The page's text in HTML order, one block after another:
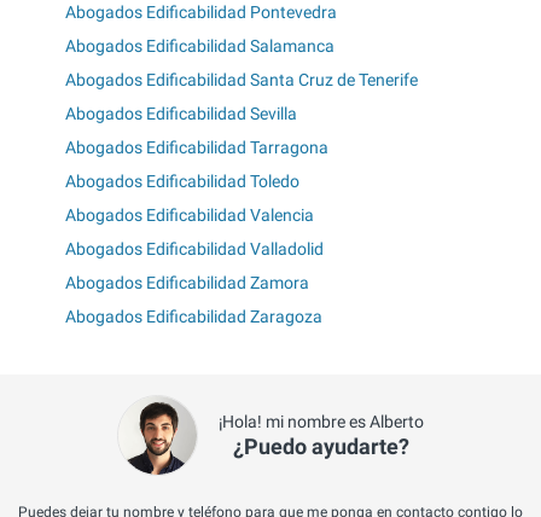
Abogados Edificabilidad Pontevedra
Abogados Edificabilidad Salamanca
Abogados Edificabilidad Santa Cruz de Tenerife
Abogados Edificabilidad Sevilla
Abogados Edificabilidad Tarragona
Abogados Edificabilidad Toledo
Abogados Edificabilidad Valencia
Abogados Edificabilidad Valladolid
Abogados Edificabilidad Zamora
Abogados Edificabilidad Zaragoza
¡Hola! mi nombre es Alberto
¿Puedo ayudarte?
Puedes dejar tu nombre y teléfono para que me ponga en contacto contigo lo